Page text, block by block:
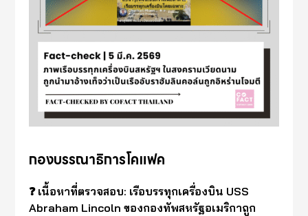
กองบรรณาธิการโคแฟค
❓ เนื้อหาที่ตรวจสอบ: เรือบรรทุกเครื่องบิน USS
Abraham Lincoln ของกองทัพสหรัฐอเมริกาถูก